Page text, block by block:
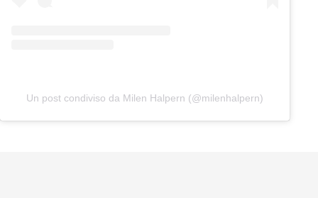
Un post condiviso da Milen Halpern (@milenhalpern)